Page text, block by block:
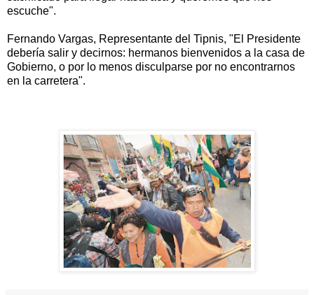
escuche".
Fernando Vargas, Representante del Tipnis, "El Presidente
debería salir y decirnos: hermanos bienvenidos a la casa de
Gobierno, o por lo menos disculparse por no encontrarnos
en la carretera".